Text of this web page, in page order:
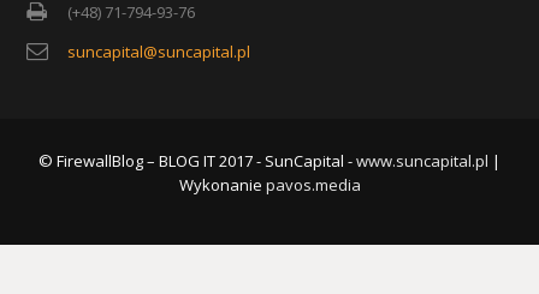
(+48) 71-794-93-76
suncapital@suncapital.pl
© FirewallBlog – BLOG IT 2017 - SunCapital -www.suncapital.pl |
Wykonanie pavos.media